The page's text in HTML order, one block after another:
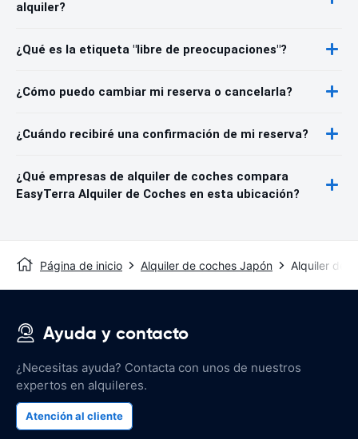
alquiler?
¿Qué es la etiqueta "libre de preocupaciones"?
¿Cómo puedo cambiar mi reserva o cancelarla?
¿Cuándo recibiré una confirmación de mi reserva?
¿Qué empresas de alquiler de coches compara
EasyTerra Alquiler de Coches en esta ubicación?
Página de inicio Alquiler de coches Japón Alquiler de
Ayuda y contacto
¿Necesitas ayuda? Contacta con unos de nuestros
expertos en alquileres.
Atención al cliente